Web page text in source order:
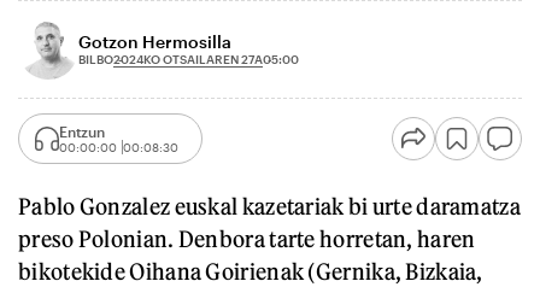
Gotzon Hermosilla
BILBO2024KO OTSAILAREN 27A05:00
Entzun
00:00:00 00:08:30
Pablo Gonzalez euskal kazetariak bi urte daramatza
preso Polonian. Denbora tarte horretan, haren
bikotekide Oihana Goirienak (Gernika, Bizkaia,